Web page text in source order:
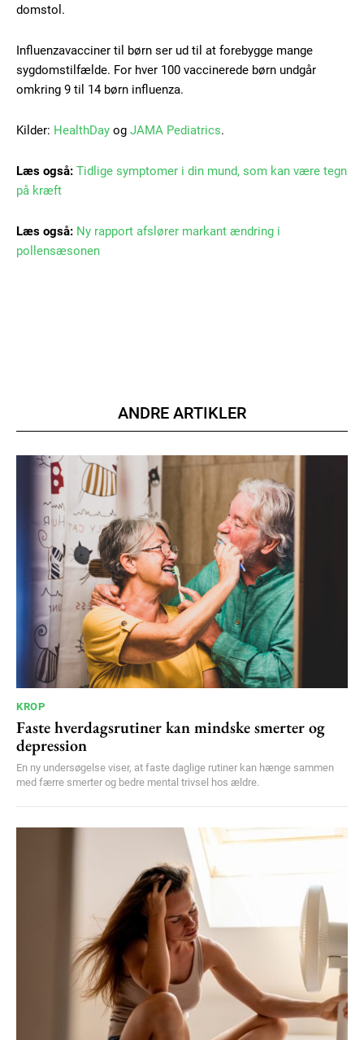
Free limited access
Gratis / forever
Etiam est nibh, lobortis sit
Ut mollis pellentesque tortor
Nullam eu erat condimentum
Orci varius natoque dolor
100DKK / year
Etiam est nibh, lobortis sit
Praesent euismod ac
Ut mollis pellentesque tortor
Nullam eu erat condimentum
Donec quis est ac felis
Orci varius natoque dolor
YEARLY PRICING MONTHLY PRICING
domstol.
Influenzavacciner til børn ser ud til at forebygge mange
sygdomstilfælde. For hver 100 vaccinerede børn undgår
omkring 9 til 14 børn influenza.
Kilder: HealthDay og JAMA Pediatrics.
Læs også: Tidlige symptomer i din mund, som kan være tegn
på kræft
Læs også: Ny rapport afslører markant ændring i
pollensæsonen
ANDRE ARTIKLER
KROP
Faste hverdagsrutiner kan mindske smerter og
depression
En ny undersøgelse viser, at faste daglige rutiner kan hænge sammen
med færre smerter og bedre mental trivsel hos ældre.